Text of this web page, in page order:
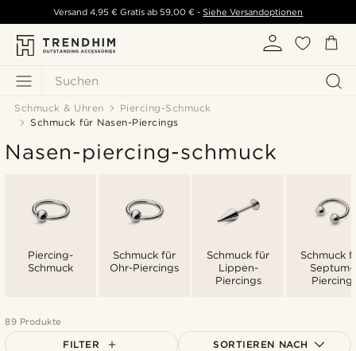
Suchen
Versand 4,95 € Gratis ab 59,00 € - Siehe Versandoptionen
Schmuck & Uhren
Piercing-Schmuck
Schmuck für Nasen-Piercings
Nasen-piercing-schmuck
Piercing-
Schmuck
Schmuck für
Ohr-Piercings
Schmuck für
Lippen-
Piercings
Schmuck
Septum-
Piercing
89 Produkte
FILTER SORTIEREN NACH